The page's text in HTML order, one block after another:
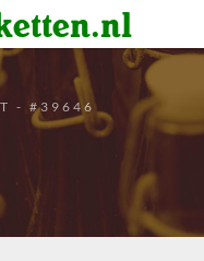
- #39646